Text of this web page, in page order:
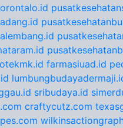
farmasiuad.id
sribudaya.id
craftycutz.com